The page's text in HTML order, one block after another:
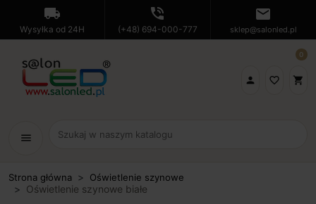
local_shipping
Wysyłka od 24H
phone_in_talk
(+48) 694-000-777
mail
sklep@salonled.pl
 favorite_border shopping_cart
0
menu
Strona główna Oświetlenie szynowe
Oświetlenie szynowe białe